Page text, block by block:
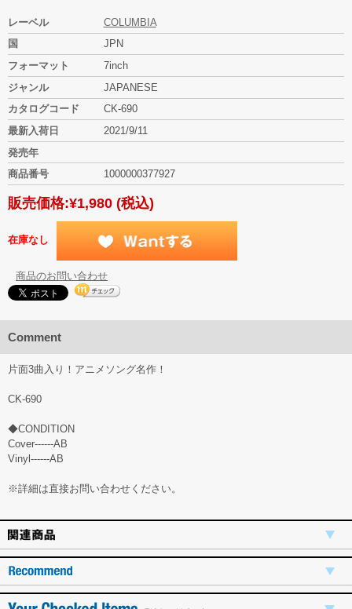
レーベル
COLUMBIA
国
JPN
フォーマット
7inch
ジャンル
JAPANESE
カタログコード
CK-690
最新入荷日
2021/9/11
発売年
商品番号
1000000377927
販売価格:¥1,980 (税込)
在庫なし
商品のお問い合わせ
Comment
片面3曲入り！アニメソング名作！
CK-690
◆CONDITION
Cover------AB
Vinyl------AB
※詳細は直接お問い合わせください。